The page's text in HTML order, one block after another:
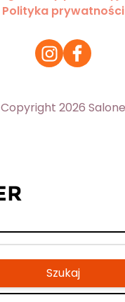
Polityka prywatności
Copyright 2026
Szukaj